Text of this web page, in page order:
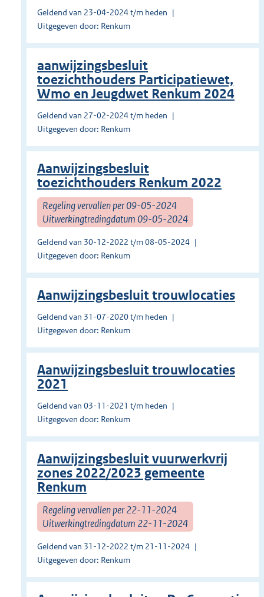
Geldend van 23-04-2024 t/m heden
Uitgegeven door: Renkum
aanwijzingsbesluit
toezichthouders Participatiewet,
Wmo en Jeugdwet Renkum 2024
Geldend van 27-02-2024 t/m heden
Uitgegeven door: Renkum
Aanwijzingsbesluit
toezichthouders Renkum 2022
Regeling vervallen per 09-05-2024
Uitwerkingtredingdatum 09-05-2024
Geldend van 30-12-2022 t/m 08-05-2024
Uitgegeven door: Renkum
Aanwijzingsbesluit trouwlocaties
Geldend van 31-07-2020 t/m heden
Uitgegeven door: Renkum
Aanwijzingsbesluit trouwlocaties
2021
Geldend van 03-11-2021 t/m heden
Uitgegeven door: Renkum
Aanwijzingsbesluit vuurwerkvrij
zones 2022/2023 gemeente
Renkum
Regeling vervallen per 22-11-2024
Uitwerkingtredingdatum 22-11-2024
Geldend van 31-12-2022 t/m 21-11-2024
Uitgegeven door: Renkum